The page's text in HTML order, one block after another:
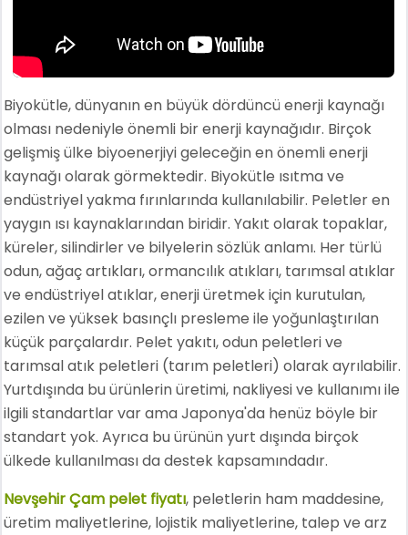
Biyokütle, dünyanın en büyük dördüncü enerji kaynağı
olması nedeniyle önemli bir enerji kaynağıdır. Birçok
gelişmiş ülke biyoenerjiyi geleceğin en önemli enerji
kaynağı olarak görmektedir. Biyokütle ısıtma ve
endüstriyel yakma fırınlarında kullanılabilir. Peletler en
yaygın ısı kaynaklarından biridir. Yakıt olarak topaklar,
küreler, silindirler ve bilyelerin sözlük anlamı. Her türlü
odun, ağaç artıkları, ormancılık atıkları, tarımsal atıklar
ve endüstriyel atıklar, enerji üretmek için kurutulan,
ezilen ve yüksek basınçlı presleme ile yoğunlaştırılan
küçük parçalardır. Pelet yakıtı, odun peletleri ve
tarımsal atık peletleri (tarım peletleri) olarak ayrılabilir.
Yurtdışında bu ürünlerin üretimi, nakliyesi ve kullanımı ile
ilgili standartlar var ama Japonya'da henüz böyle bir
standart yok. Ayrıca bu ürünün yurt dışında birçok
ülkede kullanılması da destek kapsamındadır.
Nevşehir Çam pelet fiyatı, peletlerin ham maddesine,
üretim maliyetlerine, lojistik maliyetlerine, talep ve arz